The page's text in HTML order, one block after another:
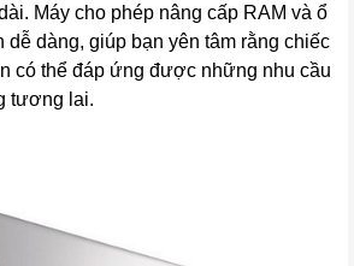
Máy cho phép nâng cấp RAM và ổ
dễ dàng, giúp bạn yên tâm rằng chiếc
có thể đáp ứng được những nhu cầu
tương lai.